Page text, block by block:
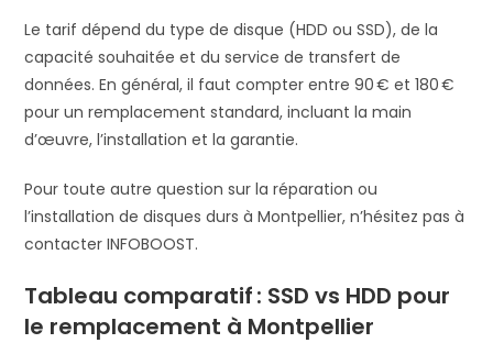
Le tarif dépend du type de disque (HDD ou SSD), de la
capacité souhaitée et du service de transfert de
données. En général, il faut compter entre 90 € et 180 €
pour un remplacement standard, incluant la main
d’œuvre, l’installation et la garantie.
Pour toute autre question sur la réparation ou
l’installation de disques durs à Montpellier, n’hésitez pas à
contacter INFOBOOST.
Tableau comparatif : SSD vs HDD pour
le remplacement à Montpellier